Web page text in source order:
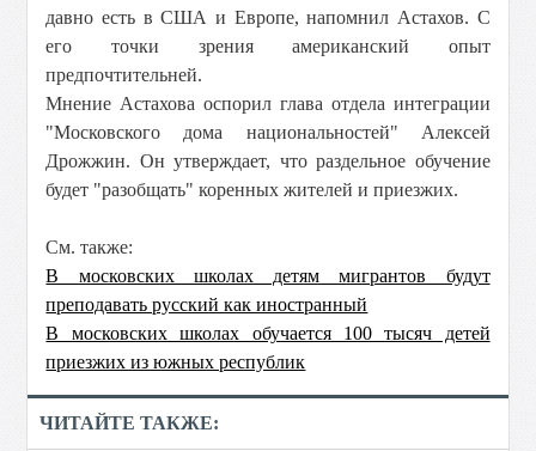
давно есть в США и Европе, напомнил Астахов. С
его точки зрения американский опыт
предпочтительней.
Мнение Астахова оспорил глава отдела интеграции
"Московского дома национальностей" Алексей
Дрожжин. Он утверждает, что раздельное обучение
будет "разобщать" коренных жителей и приезжих.
См. также:
В московских школах детям мигрантов будут
преподавать русский как иностранный
В московских школах обучается 100 тысяч детей
приезжих из южных республик
ЧИТАЙТЕ ТАКЖЕ: